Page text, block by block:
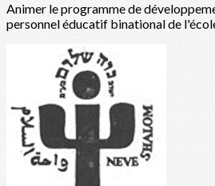
Animer le programme de
personnel éducatif binational de